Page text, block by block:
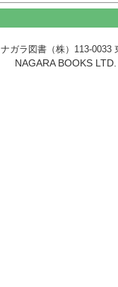
ナガラ図書（株）113-
NAGARA BOOKS